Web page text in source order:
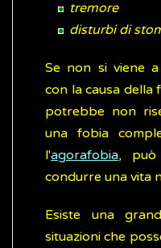
tremore
disturbi di
Se non si viene
con la causa della
potrebbe non
una fobia
l'agorafobia, può
condurre una vita
Esiste una
situazioni che